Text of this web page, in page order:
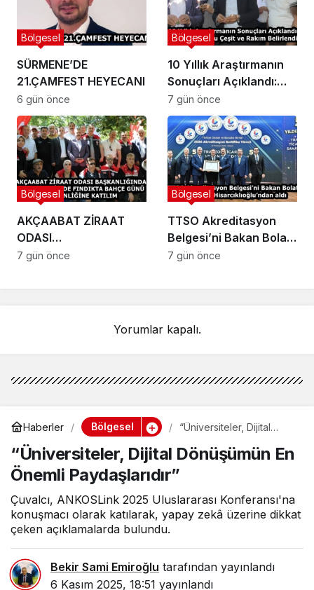
SÜRMENE’DE
21.ÇAMFEST HEYECANI
Bölgesel
6 gün önce
10 Yıllık Araştırmanın
Sonuçları Açıklandı:
Fındıkta Doğru Çeşit ve
Rakım Belirlendi
Bölgesel
7 gün önce
AKÇAABAT ZİRAAT
ODASI
BAŞKANLIĞINDAN
Bölgesel
7 gün önce
TTSO Akreditasyon
Belgesi’ni Bakan Bolat
ve Başkan
Bölgesel
7 gün önce
Yorumlar kapalı.
Haberler Bölgesel
“Üniversiteler, Dijital
Paydaşlarıdır”
“Üniversiteler, Dijital Dönüşümün En
Önemli Paydaşlarıdır”
Çuvalcı, ANKOSLink 2025 Uluslararası Konferansı'na
konuşmacı olarak katılarak, yapay zekâ üzerine dikkat
çeken açıklamalarda bulundu.
Bekir Sami Emiroğlu tarafından yayınlandı
6 Kasım 2025, 18:51 yayınlandı